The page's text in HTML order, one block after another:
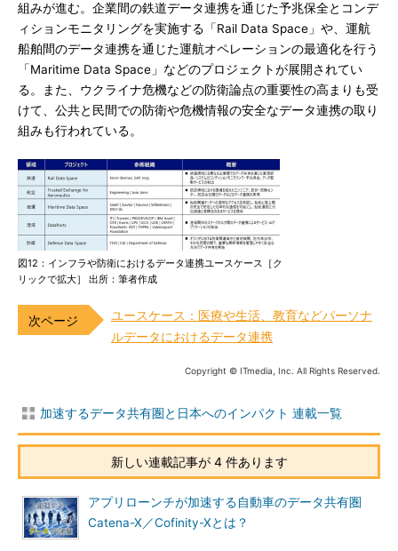
組みが進む。企業間の鉄道データ連携を通じた予兆保全とコンデ
ィションモニタリングを実施する「Rail Data Space」や、運航
船舶間のデータ連携を通じた運航オペレーションの最適化を行う
「Maritime Data Space」などのプロジェクトが展開されてい
る。また、ウクライナ危機などの防衛論点の重要性の高まりも受
けて、公共と民間での防衛や危機情報の安全なデータ連携の取り
組みも行われている。
図12：インフラや防衛におけるデータ連携ユースケース［ク
リックで拡大］ 出所：筆者作成
ユースケース：医療や生活、教育などパーソナ
ルデータにおけるデータ連携
Copyright © ITmedia, Inc. All Rights Reserved.
加速するデータ共有圏と日本へのインパクト 連載一覧
新しい連載記事が 4 件あります
アプリローンチが加速する自動車のデータ共有圏
Catena-X／Cofinity-Xとは？